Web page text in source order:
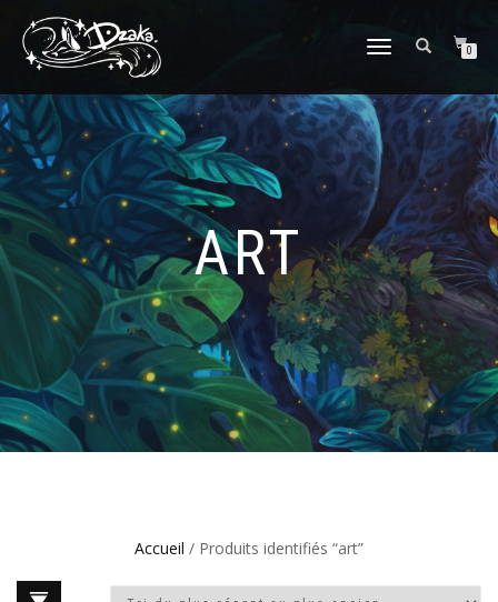
DÉPLIER/REPLIER
0
ART
Accueil / Produits identifiés “art”